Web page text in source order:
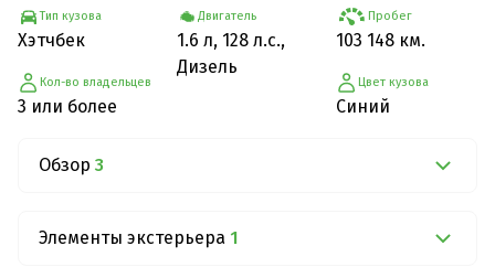
Тип кузова
Хэтчбек
Кол-во владельцев
3 или более
Двигатель
1.6 л, 128 л.с.,
Дизель
Пробег
103 148 км.
Цвет кузова
Синий
Обзор 3
Элементы экстерьера 1